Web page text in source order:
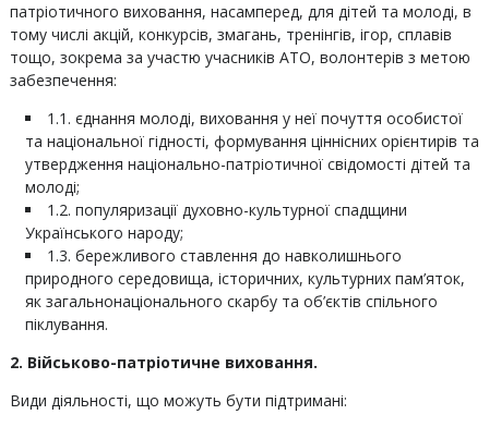
патріотичного виховання, насамперед, для дітей та молоді, в
тому числі акцій, конкурсів, змагань, тренінгів, ігор, сплавів
тощо, зокрема за участю учасників АТО, волонтерів з метою
забезпечення:
1.1. єднання молоді, виховання у неї почуття особистої
та національної гідності, формування ціннісних орієнтирів та
утвердження національно-патріотичної свідомості дітей та
молоді;
1.2. популяризації духовно-культурної спадщини
Українського народу;
1.3. бережливого ставлення до навколишнього
природного середовища, історичних, культурних пам’яток,
як загальнонаціонального скарбу та об’єктів спільного
піклування.
2. Військово-патріотичне виховання.
Види діяльності, що можуть бути підтримані: